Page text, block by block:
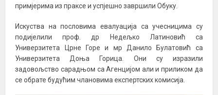
примјерима из праксе и успјешно завршили Обуку.
Искуства на пословима евалуација са учесницима су
подијелили проф. др Недељко Латиновић са
Универзитета Црне Горе и мр Данило Булатовић са
Универзитета Доња Горица. Они су изразили
задовољство сарадњом са Агенцијом али и приликом да
се обрате будућим члановима експертских комисија.